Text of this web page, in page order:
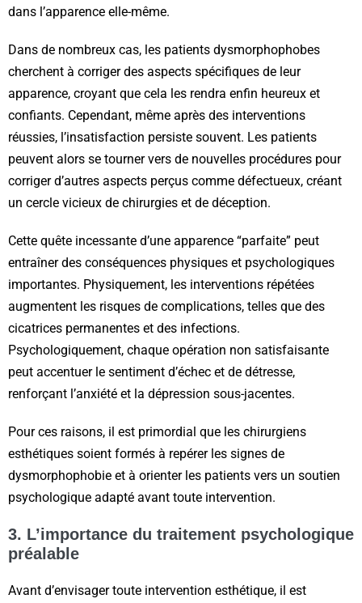
dans l’apparence elle-même.
Dans de nombreux cas, les patients dysmorphophobes
cherchent à corriger des aspects spécifiques de leur
apparence, croyant que cela les rendra enfin heureux et
confiants. Cependant, même après des interventions
réussies, l’insatisfaction persiste souvent. Les patients
peuvent alors se tourner vers de nouvelles procédures pour
corriger d’autres aspects perçus comme défectueux, créant
un cercle vicieux de chirurgies et de déception.
Cette quête incessante d’une apparence “parfaite” peut
entraîner des conséquences physiques et psychologiques
importantes. Physiquement, les interventions répétées
augmentent les risques de complications, telles que des
cicatrices permanentes et des infections.
Psychologiquement, chaque opération non satisfaisante
peut accentuer le sentiment d’échec et de détresse,
renforçant l’anxiété et la dépression sous-jacentes.
Pour ces raisons, il est primordial que les chirurgiens
esthétiques soient formés à repérer les signes de
dysmorphophobie et à orienter les patients vers un soutien
psychologique adapté avant toute intervention.
3. L’importance du traitement psychologique
préalable
Avant d’envisager toute intervention esthétique, il est